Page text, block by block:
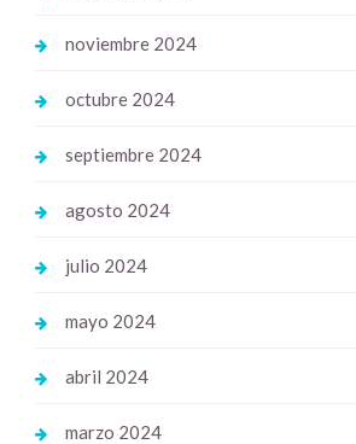
noviembre 2024
octubre 2024
septiembre 2024
agosto 2024
julio 2024
mayo 2024
abril 2024
marzo 2024